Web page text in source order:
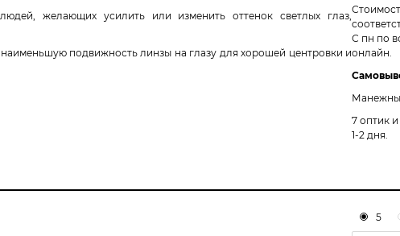
желающих усилить или изменить оттенок светлых глаз,
подвижность линзы на глазу для хорошей центровки и
С пн по
онлайн.
7 оптик
1-2 дня.
5